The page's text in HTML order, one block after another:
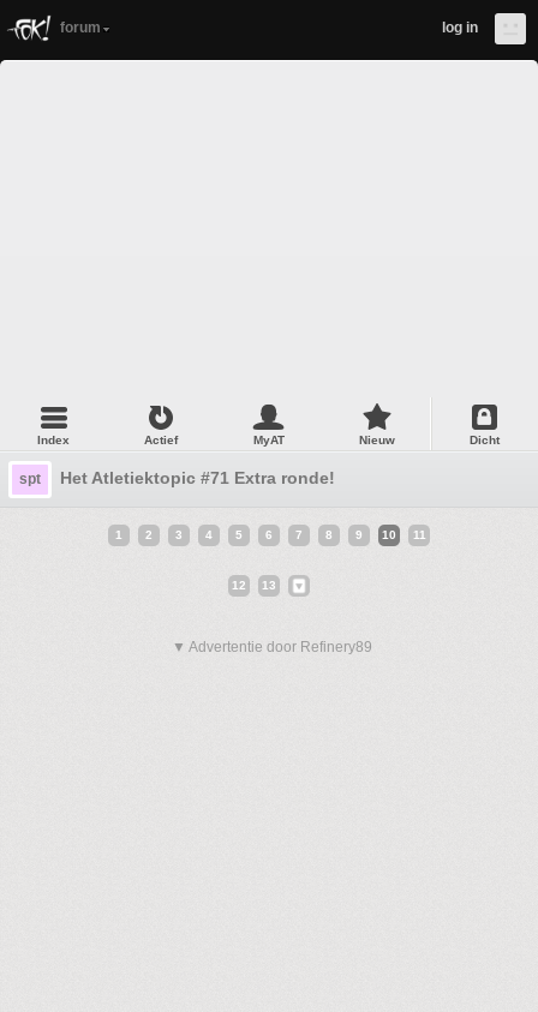
forum log in
Index Actief MyAT Nieuw Dicht
spt Het Atletiektopic #71 Extra ronde!
1 2 3 4 5 6 7 8 9 10 11
12 13
▼ Advertentie door Refinery89